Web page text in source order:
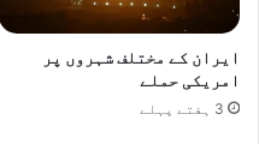
ایران کے مختلف شہروں پر
امریکی حملے
3 ہفتے پہلے